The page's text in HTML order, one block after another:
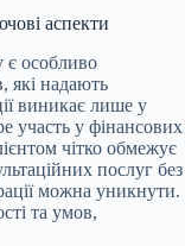
аспекти
є особливо
які надають
виникає лише у
участь у фінансових
чітко обмежує
послуг без
можна уникнути.
та умов,